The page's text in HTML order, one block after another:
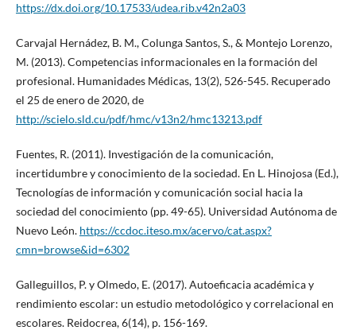
https://dx.doi.org/10.17533/udea.rib.v42n2a03
Carvajal Hernádez, B. M., Colunga Santos, S., & Montejo Lorenzo,
M. (2013). Competencias informacionales en la formación del
profesional. Humanidades Médicas, 13(2), 526-545. Recuperado
el 25 de enero de 2020, de
http://scielo.sld.cu/pdf/hmc/v13n2/hmc13213.pdf
Fuentes, R. (2011). Investigación de la comunicación,
incertidumbre y conocimiento de la sociedad. En L. Hinojosa (Ed.),
Tecnologías de información y comunicación social hacia la
sociedad del conocimiento (pp. 49-65). Universidad Autónoma de
Nuevo León. https://ccdoc.iteso.mx/acervo/cat.aspx?
cmn=browse&id=6302
Galleguillos, P. y Olmedo, E. (2017). Autoeficacia académica y
rendimiento escolar: un estudio metodológico y correlacional en
escolares. Reidocrea, 6(14), p. 156-169.